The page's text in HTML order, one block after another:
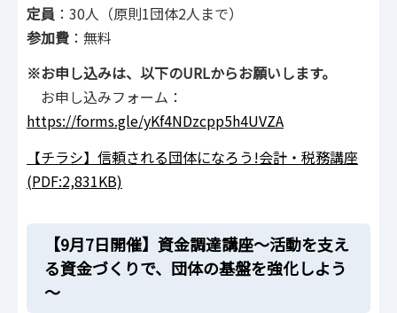
定員 ：30人（原則1団体2人まで）
参加費 ：無料
※お申し込みは、以下のURLからお願いします。
お申し込みフォーム：
https://forms.gle/yKf4NDzcpp5h4UVZA
【チラシ】信頼される団体になろう!会計・税務講座
(PDF:2,831KB)
【9月7日開催】資金調達講座～活動を支え
る資金づくりで、団体の基盤を強化しよう
～